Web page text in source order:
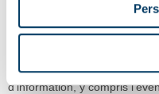
En cliquant sur la touche
consentement au traitement
service et avec les
d’information, y compris